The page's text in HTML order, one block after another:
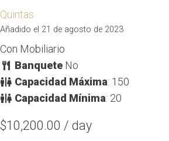
Quintas
Añadido el 21 de agosto de 2023
Con Mobiliario
BanqueteNo
Capacidad Máxima: 150
Capacidad Mínima: 20
$10,200.00 / day